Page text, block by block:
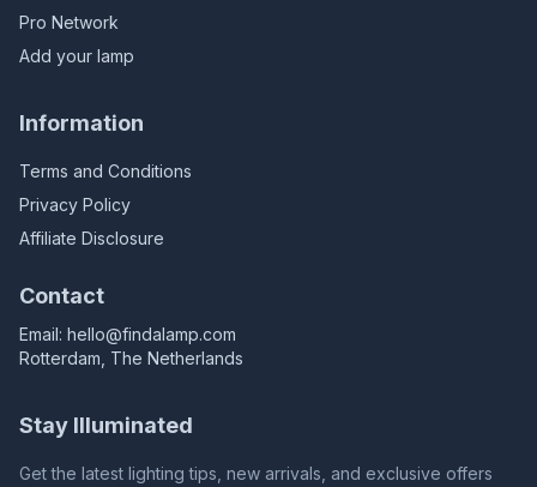
Pro Network
Add your lamp
Information
Terms and Conditions
Privacy Policy
Affiliate Disclosure
Contact
Email: hello@findalamp.com
Rotterdam, The Netherlands
Stay Illuminated
Get the latest lighting tips, new arrivals, and exclusive offers